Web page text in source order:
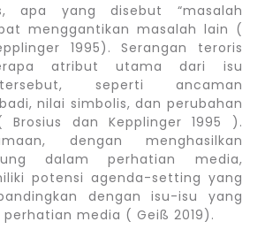
apa yang disebut “masalah
menggantikan masalah lain (
1995). Serangan teroris
atribut utama dari isu
seperti ancaman
nilai simbolis, dan perubahan
Brosius dan Kepplinger 1995 ).
dengan menghasilkan
dalam perhatian media,
potensi agenda-setting yang
dengan isu-isu yang
media ( Geiß 2019).